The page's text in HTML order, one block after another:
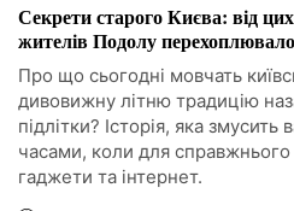
Секрети старого Києва: від
жителів Подолу
Про що сьогодні мовчать
дивовижну літню традицію
підлітки? Історія, яка змусить
часами, коли для справжнього
гаджети та інтернет.